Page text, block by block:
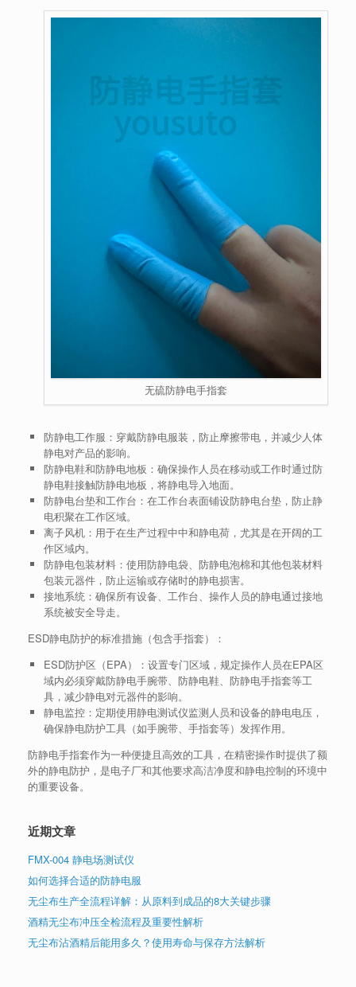
无硫防静电手指套
防静电工作服 ：穿戴防静电服装，防止摩擦带电，并减少人体
静电对产品的影响。
防静电鞋和防静电地板 ：确保操作人员在移动或工作时通过防
静电鞋接触防静电地板，将静电导入地面。
防静电台垫和工作台 ：在工作台表面铺设防静电台垫，防止静
电积聚在工作区域。
离子风机：用于在生产过程中中和静电荷，尤其是在开阔的工
作区域内。
防静电包装材料：使用防静电袋、防静电泡棉和其他包装材料
包装元器件，防止运输或存储时的静电损害。
接地系统：确保所有设备、工作台、操作人员的静电通过接地
系统被安全导走。
ESD静电防护的标准措施（包含手指套）：
ESD防护区（EPA）
：设置专门区域，规定操作人员在EPA区
域内必须穿戴防静电手腕带、防静电鞋、防静电手指套等工
具，减少静电对元器件的影响。
静电监控：定期使用静电测试仪监测人员和设备的静电电压，
确保静电防护工具（如手腕带、手指套等）发挥作用。
防静电手指套作为一种便捷且高效的工具，在精密操作时提供了额
外的静电防护，是电子厂和其他要求高洁净度和静电控制的环境中
的重要设备。
近期文章
FMX-004 静电场测试仪
如何选择合适的防静电服
无尘布生产全流程详解：从原料到成品的8大关键步骤
酒精无尘布冲压全检流程及重要性解析
无尘布沾酒精后能用多久？使用寿命与保存方法解析